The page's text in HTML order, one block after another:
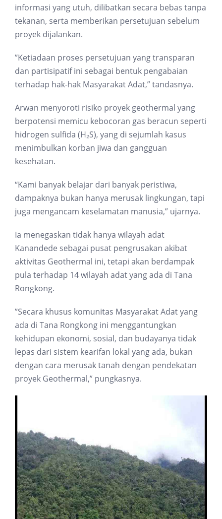
informasi yang utuh, dilibatkan secara bebas tanpa
tekanan, serta memberikan persetujuan sebelum
proyek dijalankan.
”Ketiadaan proses persetujuan yang transparan
dan partisipatif ini sebagai bentuk pengabaian
terhadap hak-hak Masyarakat Adat,” tandasnya.
Arwan menyoroti risiko proyek geothermal yang
berpotensi memicu kebocoran gas beracun seperti
hidrogen sulfida (H₂S), yang di sejumlah kasus
menimbulkan korban jiwa dan gangguan
kesehatan.
“Kami banyak belajar dari banyak peristiwa,
dampaknya bukan hanya merusak lingkungan, tapi
juga mengancam keselamatan manusia,” ujarnya.
Ia menegaskan tidak hanya wilayah adat
Kanandede sebagai pusat pengrusakan akibat
aktivitas Geothermal ini, tetapi akan berdampak
pula terhadap 14 wilayah adat yang ada di Tana
Rongkong.
”Secara khusus komunitas Masyarakat Adat yang
ada di Tana Rongkong ini menggantungkan
kehidupan ekonomi, sosial, dan budayanya tidak
lepas dari sistem kearifan lokal yang ada, bukan
dengan cara merusak tanah dengan pendekatan
proyek Geothermal,” pungkasnya.